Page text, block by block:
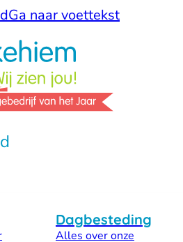
Ga naar voettekst
Dagbesteding
Alles over onze